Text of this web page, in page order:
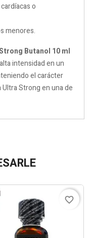
o
menores.
Butanol 10 ml
intensidad en un
el carácter
Strong en una de
favorite_border